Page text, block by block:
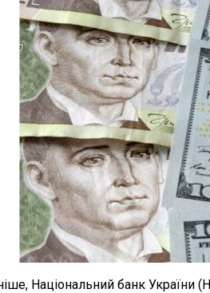
Національний банк